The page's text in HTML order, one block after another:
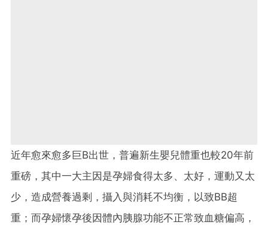
近年愈來愈多巨B出世，普遍新生嬰兒體重也較20年前
重磅，其中一大主因是孕婦食得太多、太好，運動又太
少，造成營養過剩，攝入與消耗不均衡，以致BB超
重；而孕婦懷孕後因體內胰腺功能不正常致血糖偏高，